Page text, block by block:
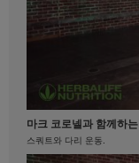
모든 사람은 어
서 주치의와 상
오직 통제된
지원할 수 있
부 일상적인
의 모든 식사를
의 적절한 식사
비디오는
소유하고 운영
탁월함의 중심
탁월함의 중심 #허벌라이프
마크 코로넬과 함께하
스쿼트와 다리 운동.